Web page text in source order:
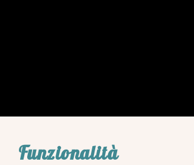
Funzionalità